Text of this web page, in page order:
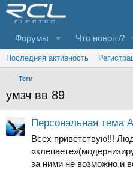
Форумы Что нового?
Последняя активность
Теги
умзч вв 89
Персональная тема
Всех приветствую!!!
за ними не возможно,и